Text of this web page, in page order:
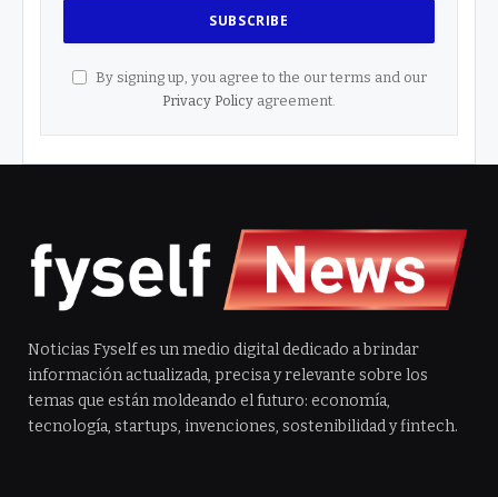
By signing up, you agree to the our terms and our
Privacy Policy agreement.
Noticias Fyself es un medio digital dedicado a brindar
información actualizada, precisa y relevante sobre los
temas que están moldeando el futuro: economía,
tecnología, startups, invenciones, sostenibilidad y fintech.